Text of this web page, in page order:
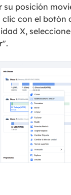
su posición
clic con el botón
X,
".